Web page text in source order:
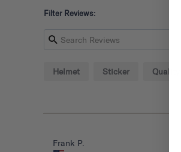
Filter Reviews:
Helmet Sticker Quality
Frank P.